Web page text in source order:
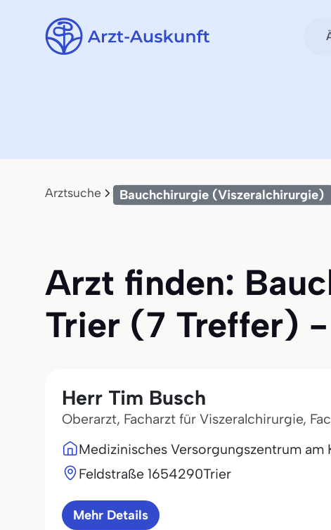
Arztsuche Bauchchirurgie (Viszeralchirurgie)
Arzt finden:
Trier (7 Treffer) -
Herr Tim Busch
Oberarzt, Facharzt für Viszeralchirurgie,
Medizinisches Versorgungszentrum
Feldstraße 1654290Trier
Mehr Details